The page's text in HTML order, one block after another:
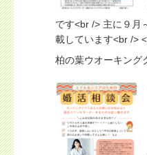
です<br /> 主に９月
載しています<br />
柏の葉ウオーキング